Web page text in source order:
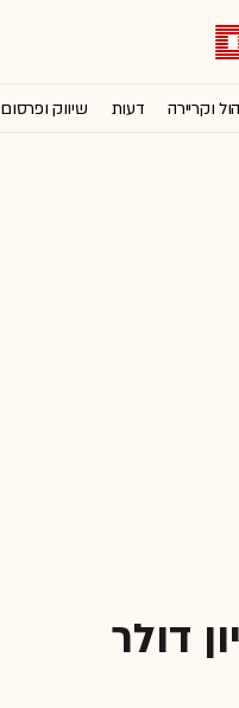
וקריירה דעות שיווק ופרסום
חרדים יגייסו 100 מיליון דולר